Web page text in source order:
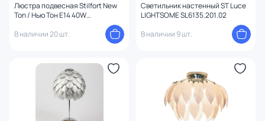
Люстра подвесная Stilfort New
Ton / Нью Тон E14 40W
В наличии 20 шт.
Светильник настенный ST Luce
LIGHTSOME SL6135.201.02
В наличии 9 шт.